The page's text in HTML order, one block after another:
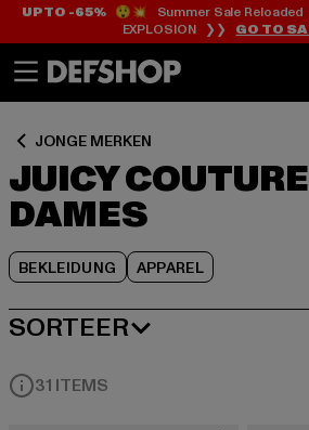
Ga
naar
Ga
naar
UP TO -65%😲💥 Summer Sale
EXPLOSION ❯❯ GO TO
JONGE MERKEN
JUICY
DAMES
BEKLEIDUNG APPAREL
Ga
naar
SORTEER
MEEST POPULAIRE
31 ITEMS